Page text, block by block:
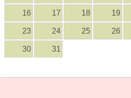
16 17 18 19
23 24 25 26
30 31